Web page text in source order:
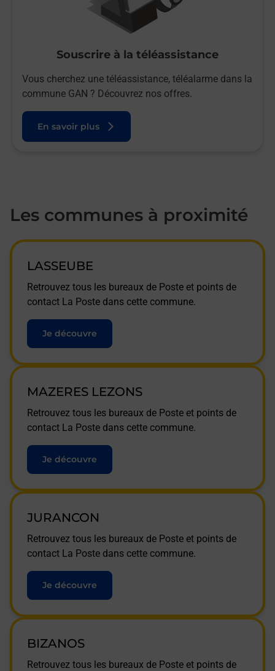
Souscrire à la téléassistance
Vous cherchez une téléassistance, téléalarme dans la
commune GAN ? Découvrez nos offres.
En savoir plus
Les communes à proximité
LASSEUBE
Retrouvez tous les bureaux de Poste et points de
contact La Poste dans cette commune.
Je découvre
MAZERES LEZONS
Retrouvez tous les bureaux de Poste et points de
contact La Poste dans cette commune.
Je découvre
JURANCON
Retrouvez tous les bureaux de Poste et points de
contact La Poste dans cette commune.
Je découvre
BIZANOS
Retrouvez tous les bureaux de Poste et points de